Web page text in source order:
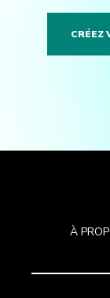
CRÉEZ
À